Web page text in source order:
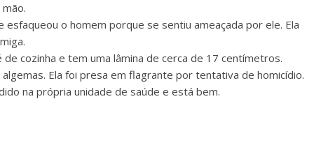
o homem porque se sentiu ameaçada por ele. Ela
cozinha e tem uma lâmina de cerca de 17 centímetros.
Ela foi presa em flagrante por tentativa de homicídio.
na própria unidade de saúde e está bem.